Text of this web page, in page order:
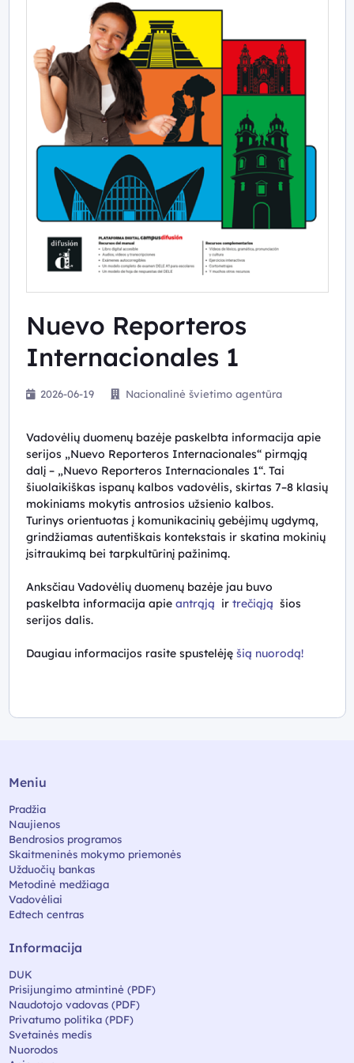
Nuevo Reporteros
Internacionales 1
2026-06-19 Nacionalinė švietimo agentūra
Vadovėlių duomenų bazėje paskelbta informacija apie
serijos „Nuevo Reporteros Internacionales“ pirmąją
dalį – „Nuevo Reporteros Internacionales 1“. Tai
šiuolaikiškas ispanų kalbos vadovėlis, skirtas 7–8 klasių
mokiniams mokytis antrosios užsienio kalbos.
Turinys orientuotas į komunikacinių gebėjimų ugdymą,
grindžiamas autentiškais kontekstais ir skatina mokinių
įsitraukimą bei tarpkultūrinį pažinimą.
Anksčiau Vadovėlių duomenų bazėje jau buvo
paskelbta informacija apie antrąją ir trečiąją šios
serijos dalis.
Daugiau informacijos rasite spustelėję šią nuorodą!
Meniu
Pradžia
Naujienos
Bendrosios programos
Skaitmeninės mokymo priemonės
Užduočių bankas
Metodinė medžiaga
Vadovėliai
Edtech centras
Informacija
DUK
Prisijungimo atmintinė (PDF)
Naudotojo vadovas (PDF)
Privatumo politika (PDF)
Svetainės medis
Nuorodos